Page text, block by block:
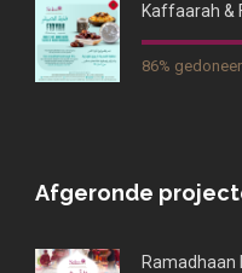
Kaffaarah &
86%
Afgeronde